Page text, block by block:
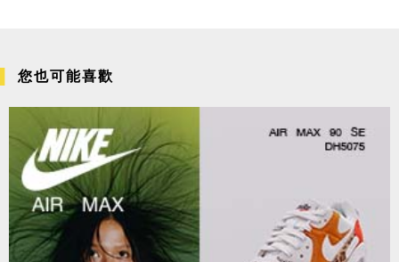
您也可能喜歡